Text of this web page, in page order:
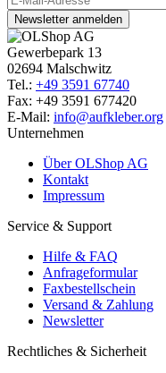
Newsletter anmelden
Gewerbepark 13
02694 Malschwitz
Tel.: +49 3591 67740
Fax: +49 3591 677420
E-Mail: info@aufkleber.org
Unternehmen
Über OLShop AG
Kontakt
Impressum
Service & Support
Hilfe & FAQ
Anfrageformular
Faxbestellschein
Versand & Zahlung
Newsletter
Rechtliches & Sicherheit